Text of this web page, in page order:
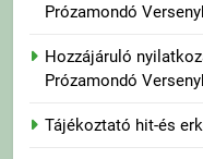
Prózamondó
Hozzájáruló
Prózamondó
Tájékoztató hit-és